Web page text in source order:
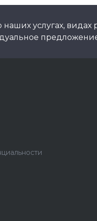
услугах, видах